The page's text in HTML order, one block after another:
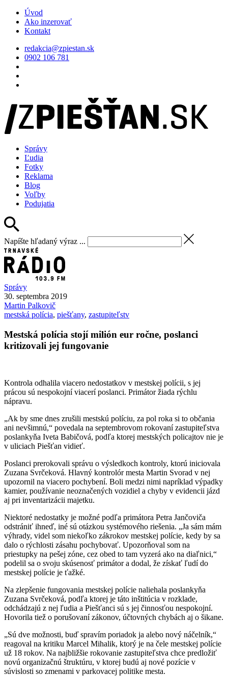
Úvod
Ako inzerovať
Kontakt
redakcia@zpiestan.sk
0902 106 781
Správy
Ľudia
Fotky
Reklama
Blog
Voľby
Podujatia
Napíšte hľadaný výraz ...
Správy
30. septembra 2019
Martin Palkovič
mestská polícia, piešťany, zastupiteľstv
Mestská polícia stojí milión eur ročne, poslanci
kritizovali jej fungovanie
Kontrola odhalila viacero nedostatkov v mestskej polícii, s jej
prácou sú nespokojní viacerí poslanci. Primátor žiada rýchlu
nápravu.
„Ak by sme dnes zrušili mestskú políciu, za pol roka si to občania
ani nevšimnú,“ povedala na septembrovom rokovaní zastupiteľstva
poslankyňa Iveta Babičová, podľa ktorej mestských policajtov nie je
v uliciach Piešťan vidieť.
Poslanci prerokovali správu o výsledkoch kontroly, ktorú iniciovala
Zuzana Svrčeková. Hlavný kontrolór mesta Martin Svorad v nej
upozornil na viacero pochybení. Boli medzi nimi napríklad výpadky
kamier, používanie neoznačených vozidiel a chyby v evidencii jázd
aj pri inventarizácii majetku.
Niektoré nedostatky je možné podľa primátora Petra Jančoviča
odstrániť ihneď, iné sú otázkou systémového riešenia. „Ja sám mám
výhrady, videl som niekoľko zákrokov mestskej polície, kedy by sa
dalo o rýchlosti zásahu pochybovať. Upozorňoval som na
priestupky na pešej zóne, cez obed to tam vyzerá ako na diaľnici,“
podelil sa o svoju skúsenosť primátor a dodal, že získať ľudí do
mestskej polície je ťažké.
Na zlepšenie fungovania mestskej polície naliehala poslankyňa
Zuzana Svrčeková, podľa ktorej je táto inštitúcia v rozklade,
odchádzajú z nej ľudia a Piešťanci sú s jej činnosťou nespokojní.
Hovorila tiež o porušovaní zákonov, účtovných chybách aj o šikane.
„Sú dve možnosti, buď spravím poriadok ja alebo nový náčelník,“
reagoval na kritiku Marcel Mihalik, ktorý je na čele mestskej polície
už 18 rokov. Na najbližšie rokovanie zastupiteľstva chce predložiť
novú organizačnú štruktúru, v ktorej budú aj nové pozície v
súvislosti so zmenami v parkovacej politike mesta.